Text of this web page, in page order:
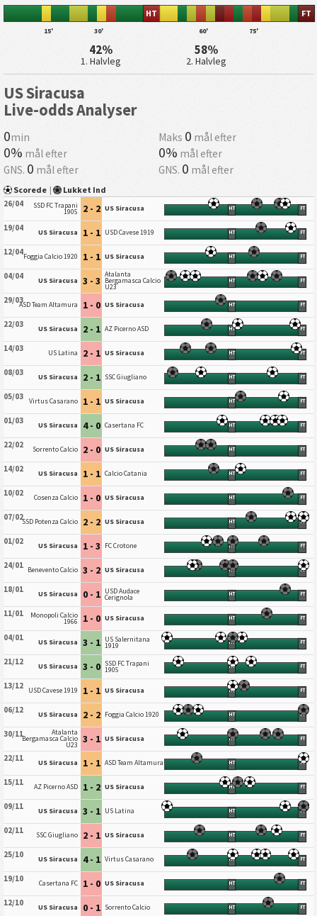
15' 30'
HT
60' 75'
FT
42%
1. Halvleg
58%
2. Halvleg
US Siracusa
Live-odds Analyser
0min Maks 0 mål efter
0% mål efter 0% mål efter
GNS. 0 mål efter GNS. 0 mål efter
Scorede | Lukket Ind
26/04 SSD FC Trapani
1905 2 - 2 US Siracusa HT FT
19/04 US Siracusa 1 - 1 USD Cavese 1919 HT FT
12/04Foggia Calcio 1920 1 - 1 US Siracusa HT FT
04/04 US Siracusa 3 - 3 Atalanta
Bergamasca Calcio
U23
HT FT
29/03ASD Team Altamura 1 - 0 US Siracusa HT FT
22/03 US Siracusa 2 - 1 AZ Picerno ASD HT FT
14/03 US Latina 2 - 1 US Siracusa HT FT
08/03 US Siracusa 2 - 1 SSC Giugliano HT FT
05/03 Virtus Casarano 1 - 1 US Siracusa HT FT
01/03 US Siracusa 4 - 0 Casertana FC HT FT
22/02 Sorrento Calcio 2 - 0 US Siracusa HT FT
14/02 US Siracusa 1 - 1 Calcio Catania HT FT
10/02 Cosenza Calcio 1 - 0 US Siracusa HT FT
07/02SSD Potenza Calcio 2 - 2 US Siracusa HT FT
01/02 US Siracusa 1 - 3 FC Crotone HT FT
24/01 Benevento Calcio 3 - 2 US Siracusa HT FT
18/01 US Siracusa 0 - 1 USD Audace
Cerignola HT FT
11/01 Monopoli Calcio
1966 1 - 0 US Siracusa HT FT
04/01 US Siracusa 3 - 1 US Salernitana
1919 HT FT
21/12 US Siracusa 3 - 0 SSD FC Trapani
1905 HT FT
13/12 USD Cavese 1919 1 - 1 US Siracusa HT FT
06/12 US Siracusa 2 - 2 Foggia Calcio 1920 HT FT
30/11 Atalanta
Bergamasca Calcio
U23 3 - 1 US Siracusa HT FT
22/11 US Siracusa 1 - 1 ASD Team Altamura HT FT
15/11 AZ Picerno ASD 1 - 2 US Siracusa HT FT
09/11 US Siracusa 3 - 1 US Latina HT FT
02/11 SSC Giugliano 2 - 1 US Siracusa HT FT
25/10 US Siracusa 4 - 1 Virtus Casarano HT FT
19/10 Casertana FC 1 - 0 US Siracusa HT FT
12/10 US Siracusa 0 - 1 Sorrento Calcio HT FT